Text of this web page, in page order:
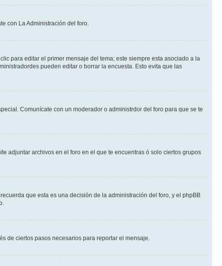
con La Administración del foro.
para editar el primer mensaje del tema; este siempre esta asociado a la
pueden editar o borrar la encuesta. Esto evita que las
Comunícate con un moderador o administrdor del foro para que se te
adjuntar archivos en el foro en el que te encuentras ó solo ciertos grupos
que esta es una decisión de la administración del foro, y el phpBB
de ciertos pasos necesarios para reportar el mensaje.